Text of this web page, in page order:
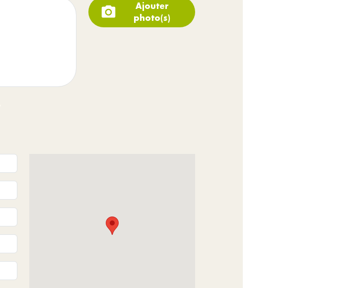
Ajouter
photo(s)